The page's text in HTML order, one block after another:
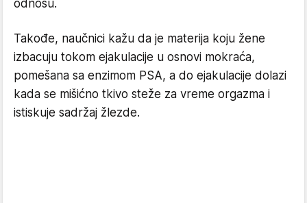
odnosu.
Takođe, naučnici kažu da je materija koju žene
izbacuju tokom ejakulacije u osnovi mokraća,
pomešana sa enzimom PSA, a do ejakulacije dolazi
kada se mišićno tkivo steže za vreme orgazma i
istiskuje sadržaj žlezde.